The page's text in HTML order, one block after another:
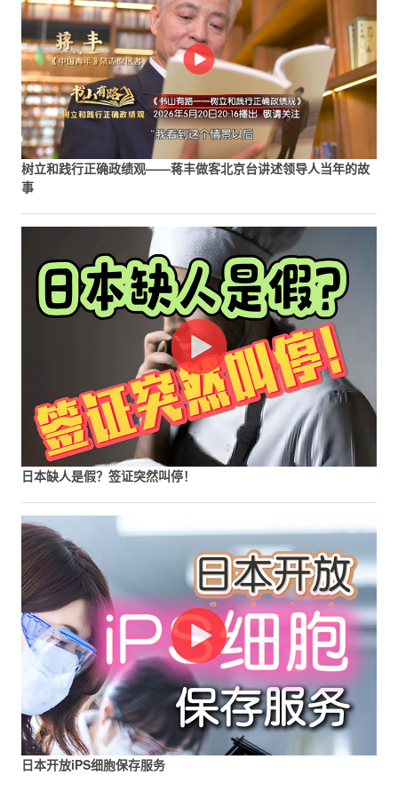
树立和践行正确政绩观——蒋丰做客北京台讲述领导人当年的故
事
日本缺人是假？签证突然叫停！
日本开放iPS细胞保存服务